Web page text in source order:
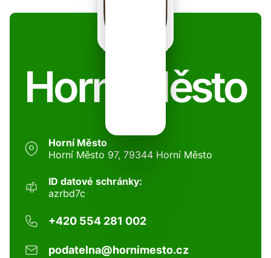
Horní Město
Horní Město
Horní Město 97, 79344 Horní Město
ID datové schránky:
azrbd7c
+420 554 281 002
podatelna@hornimesto.cz